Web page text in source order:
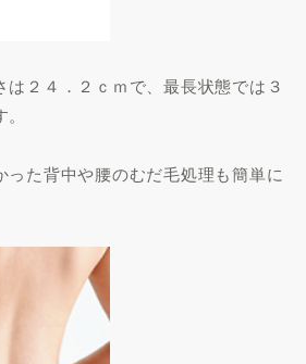
は２４．２ｃｍで、最長状態では３
った背中や腰のむだ毛処理も簡単に